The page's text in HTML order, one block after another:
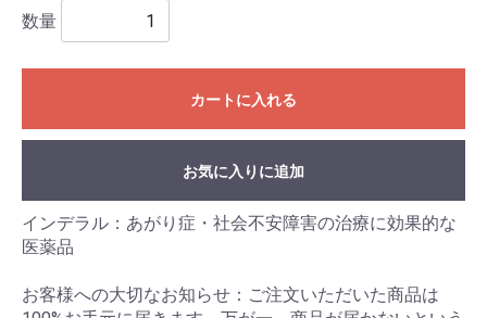
数量
カートに入れる
お気に入りに追加
インデラル：あがり症・社会不安障害の治療に効果的な
医薬品
お客様への大切なお知らせ：ご注文いただいた商品は